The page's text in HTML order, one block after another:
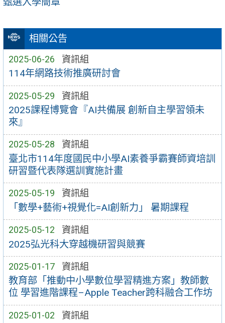
相關公告
2025-06-26 資訊組
114年網路技術推廣研討會
2025-05-29 資訊組
2025課程博覽會『AI共備展 創新自主學習領未
來』
2025-05-28 資訊組
臺北市114年度國民中小學AI素養爭霸賽師資培訓
研習暨代表隊選訓實施計畫
2025-05-19 資訊組
「數學+藝術+視覺化=AI創新力」 暑期課程
2025-05-12 資訊組
2025弘光科大穿越機研習與競賽
2025-01-17 資訊組
教育部「推動中小學數位學習精進方案」教師數
位 學習進階課程–Apple Teacher跨科融合工作坊
2025-01-02 資訊組